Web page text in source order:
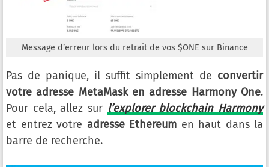
Message d’erreur lors du retrait de vos $ONE sur Binance
Pas de panique, il suffit simplement de convertir
votre adresse MetaMask en adresse Harmony One.
Pour cela, allez sur l’explorer blockchain Harmony
et entrez votre adresse Ethereum en haut dans la
barre de recherche.